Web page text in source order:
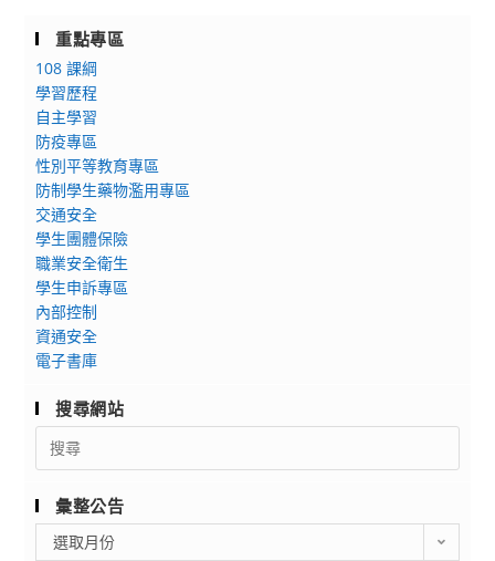
重點專區
108 課綱
學習歷程
自主學習
防疫專區
性別平等教育專區
防制學生藥物濫用專區
交通安全
學生團體保險
職業安全衛生
學生申訴專區
內部控制
資通安全
電子書庫
搜尋網站
Search
for:
彙整公告
選取月份